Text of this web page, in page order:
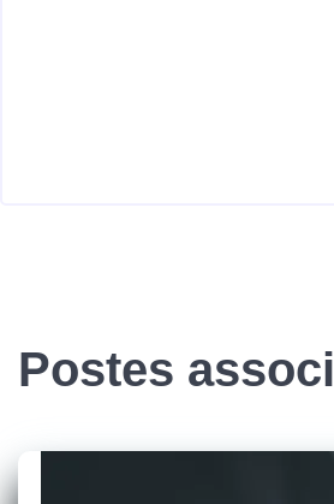
Postes